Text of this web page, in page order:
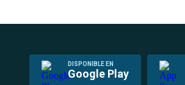
DISPONIBLE EN
Google Play